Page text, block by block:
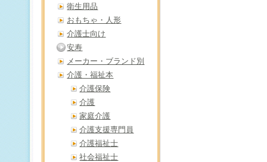
衛生用品
おもちゃ・人形
介護士向け
安寿
メーカー・ブランド別
介護・福祉本
介護保険
介護
家庭介護
介護支援専門員
介護福祉士
社会福祉士